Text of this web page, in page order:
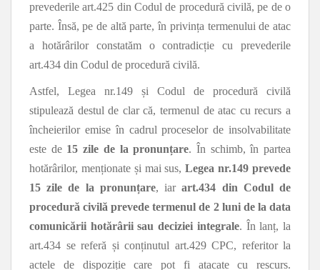
prevederile art.425 din Codul de procedură civilă, pe de o
parte. Însă, pe de altă parte, în privința termenului de atac
a hotărârilor constatăm o contradicție cu prevederile
art.434 din Codul de procedură civilă.
Astfel, Legea nr.149 și Codul de procedură civilă
stipulează destul de clar că, termenul de atac cu recurs a
încheierilor emise în cadrul proceselor de insolvabilitate
este de 15 zile de la pronunțare. În schimb, în partea
hotărârilor, menționate și mai sus,Legea nr.149 prevede
15 zile de la pronunțare, iarart.434 din Codul de
procedură civilă prevede termenul de 2 luni de la data
comunicării hotărârii sau deciziei integrale. În lanț, la
art.434 se referă și conținutul art.429 CPC, referitor la
actele de dispoziție care pot fi atacate cu rescurs.